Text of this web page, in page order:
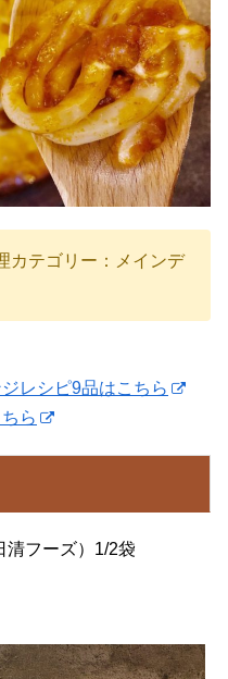
カテゴリー：メインデ
レシピ9品はこちら
ら
清フーズ）1/2袋